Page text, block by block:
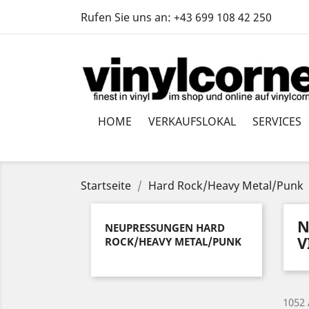
Rufen Sie uns an: +43 699 108 42 250
HOME VERKAUFSLOKAL SERVICES
Startseite Hard Rock/Heavy Metal/Punk
NEUPRESSUNGEN HARD
ROCK/HEAVY METAL/PUNK